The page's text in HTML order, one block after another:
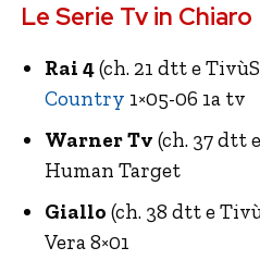
Le Serie Tv in Chiaro
Rai 4(ch. 21 dtt e
Country 1×05-06 1a tv
Warner Tv (ch. 37 dtt
Human Target
Giallo (ch. 38 dtt e
Vera 8×01